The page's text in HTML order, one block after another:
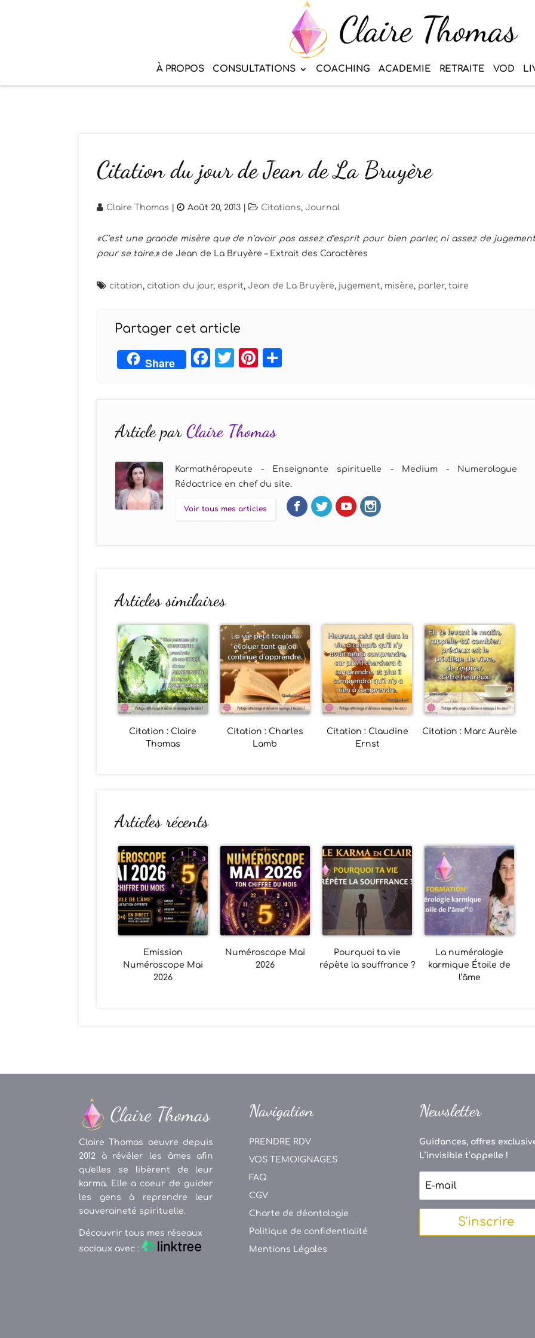
À PROPOS CONSULTATIONS COACHING ACADEMIE RETRAITE VOD
Citation du jour de Jean de La Bruyère
Claire Thomas Août 20, 2013 Citations, Journal
«C’est une grande misère que de n’avoir pas assez d’esprit pour bien parler, ni assez de
pour se taire.» de Jean de La Bruyère – Extrait des Caractères
citation, citation du jour, esprit, Jean de La Bruyère, jugement, misère, parler, taire
Partager cet article
Share Facebook
TwitterPinterest
Article parClaire Thomas
Karmathérapeute - Enseignante spirituelle - Medium - Numerologue
Rédactrice en chef du site.
Voir tous mes articles
Articles similaires
Citation : Claire
Thomas
Citation : Charles
Lamb
Citation : Claudine
Ernst
Citation : Marc Aurèle
Articles récents
Emission
Numéroscope Mai
2026
Numéroscope Mai
2026
Pourquoi ta vie
répète la souffrance ?
La numérologie
karmique Étoile de
l’âme
Claire Thomas oeuvre depuis
2012 à révéler les âmes afin
qu'elles se libèrent de leur
karma. Elle a coeur de guider
les gens à reprendre leur
souveraineté spirituelle.
Découvrir tous mes réseaux
sociaux avec :
Navigation
PRENDRE RDV
VOS TEMOIGNAGES
FAQ
CGV
Charte de déontologie
Politique de confidentialité
Mentions Légales
Newsletter
Guidances, offres
L’invisible t’appelle !
S'inscrire